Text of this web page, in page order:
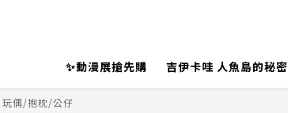
✨動漫展搶先購 吉伊卡哇 人魚島的秘密
玩偶/抱枕/公仔